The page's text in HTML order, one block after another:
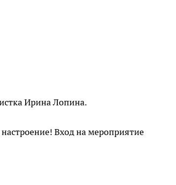
Ирина Лопина.
Вход на мероприятие